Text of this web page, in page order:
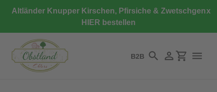
zumAltländer Knupper Kirschen, Pfirsiche & Zwetschgen
HIER bestellen
x
B2B SuchenEinloggen